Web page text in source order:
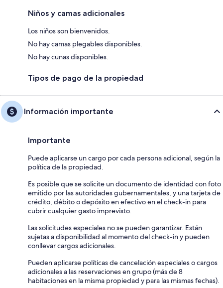
Niños y camas adicionales
Los niños son bienvenidos.
No hay camas plegables disponibles.
No hay cunas disponibles.
Tipos de pago de la propiedad
Información importante
Importante
Puede aplicarse un cargo por cada persona adicional, según la
política de la propiedad.
Es posible que se solicite un documento de identidad con foto
emitido por las autoridades gubernamentales, y una tarjeta de
crédito, débito o depósito en efectivo en el check-in para
cubrir cualquier gasto imprevisto.
Las solicitudes especiales no se pueden garantizar. Están
sujetas a disponibilidad al momento del check-in y pueden
conllevar cargos adicionales.
Pueden aplicarse políticas de cancelación especiales o cargos
adicionales a las reservaciones en grupo (más de 8
habitaciones en la misma propiedad y para las mismas fechas).